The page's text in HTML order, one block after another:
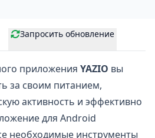
Запросить обновление
приложения YAZIO вы
за своим питанием,
активность и эффективно
для Android
необходимые инструменты